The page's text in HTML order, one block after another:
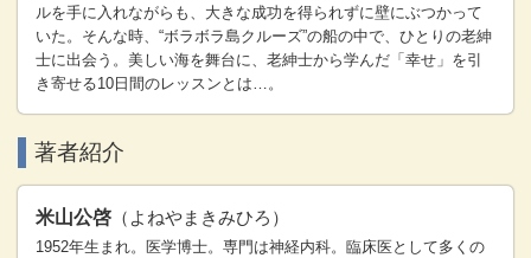
ルを手に入れながらも、大きな成功を得られずに壁にぶつかって
いた。そんな時、“ボラボラ島クルーズ”の船の中で、ひとりの老紳
士に出会う。美しい海を舞台に、老紳士から学んだ「幸せ」を引
き寄せる10日間のレッスンとは…。
著者紹介
米山公啓 （よねやまきみひろ）
1952年生まれ。医学博士。専門は神経内科。臨床医として多くの